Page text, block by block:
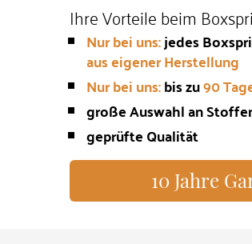
Ihre Vorteile beim
Nur bei uns:jedes
aus eigener Herstellung
Nur bei uns:bis zu90
große Auswahl an
geprüfte Qualität
10 Jahre